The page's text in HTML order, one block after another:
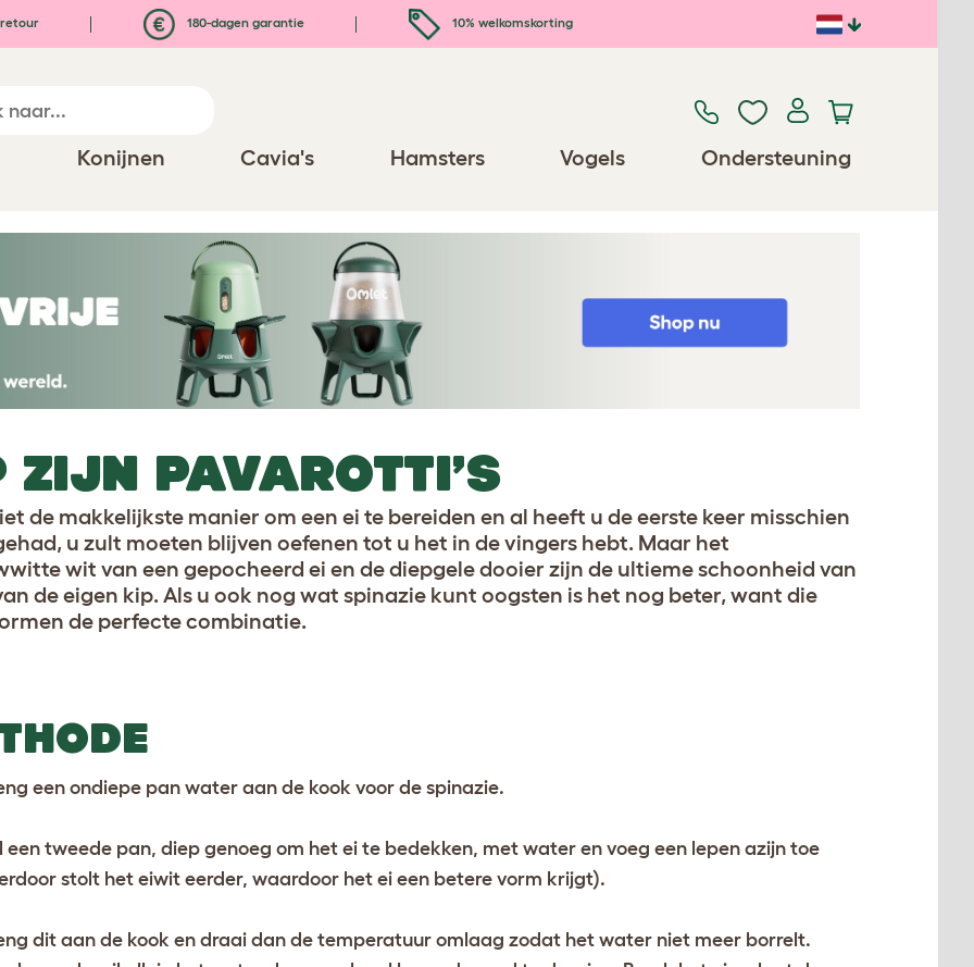
180-dagen garantie 10% welkomskorting
Konijnen Cavia's Hamsters Vogels Ondersteuning
ZIJN PAVAROTTI’S
de makkelijkste manier om een ei te bereiden en al heeft u de eerste keer misschien
u zult moeten blijven oefenen tot u het in de vingers hebt. Maar het
wit van een gepocheerd ei en de diepgele dooier zijn de ultieme schoonheid van
de eigen kip. Als u ook nog wat spinazie kunt oogsten is het nog beter, want die
de perfecte combinatie.
een ondiepe pan water aan de kook voor de spinazie.
een tweede pan, diep genoeg om het ei te bedekken, met water en voeg een lepen azijn toe
stolt het eiwit eerder, waardoor het ei een betere vorm krijgt).
dit aan de kook en draai dan de temperatuur omlaag zodat het water niet meer borrelt.